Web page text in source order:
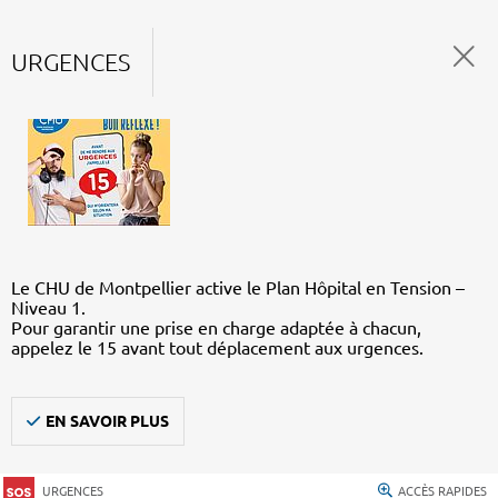
URGENCES
Le CHU de Montpellier active le Plan Hôpital en Tension –
Niveau 1.
Pour garantir une prise en charge adaptée à chacun,
appelez le 15 avant tout déplacement aux urgences.
EN SAVOIR PLUS
URGENCES ACCÈS RAPIDES